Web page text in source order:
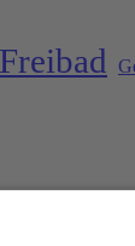
Freibad